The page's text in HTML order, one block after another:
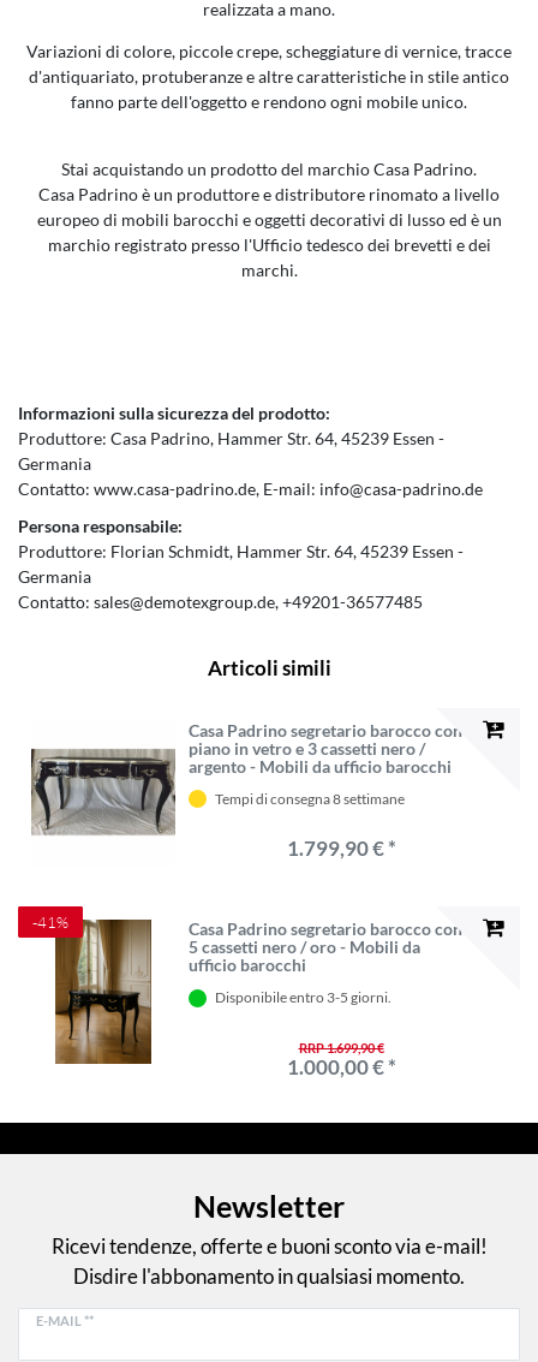
realizzata a mano.
Variazioni di colore, piccole crepe, scheggiature di vernice, tracce
d'antiquariato, protuberanze e altre caratteristiche in stile antico
fanno parte dell'oggetto e rendono ogni mobile unico.
Stai acquistando un prodotto del marchio Casa Padrino.
Casa Padrino è un produttore e distributore rinomato a livello
europeo di mobili barocchi e oggetti decorativi di lusso ed è un
marchio registrato presso l'Ufficio tedesco dei brevetti e dei
marchi.
Informazioni sulla sicurezza del prodotto:
Produttore: Casa Padrino Hammer Str.64 45239 Essen
Germania
Contatto: www.casa-padrino.de E-mail: info@casa-padrino.de
Persona responsabile:
Produttore: Florian Schmidt Hammer Str.64 45239 Essen
Germania
Contatto: sales@demotexgroup.de +49201-36577485
Articoli simili
Casa Padrino segretario barocco con
piano in vetro e 3 cassetti nero /
argento - Mobili da ufficio barocchi
Tempi di consegna 8 settimane
1.799,90 € *
-41%
Casa Padrino segretario barocco con
5 cassetti nero / oro - Mobili da
ufficio barocchi
Disponibile entro 3-5 giorni.
RRP 1.699,90 €
1.000,00 € *
Newsletter
Ricevi tendenze, offerte e buoni sconto via e-mail!
Disdire l'abbonamento in qualsiasi momento.
E-MAIL **